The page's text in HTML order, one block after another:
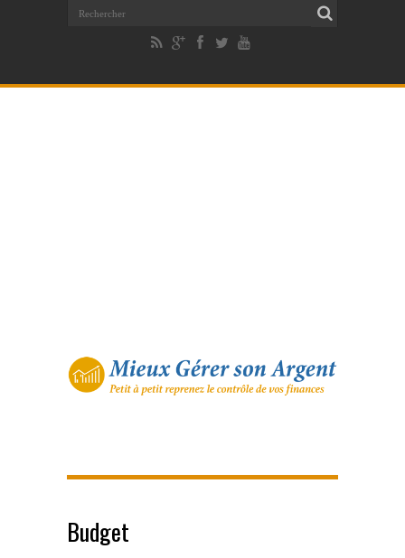
Budget